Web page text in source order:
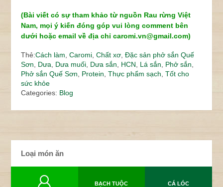
(Bài viết có sự tham khảo từ nguồn Rau rừng Việt
Nam, mọi ý kiến đóng góp vui lòng comment bên
dưới hoặc email về địa chỉ caromi.vn@gmail.com)
Thẻ:Cách làm ,Caromi ,Chất xơ ,Đặc sản phở sắn Quế
Sơn
Dưa Dưa muối Dưa sắn HCN Lá sắn Phở sắn
Phở sắn Quế Sơn
Protein ,Thực phẩm sạch ,Tốt cho
sức khỏe
Categories: Blog
Loại món ăn
BẠCH TUỘC CÁ LÓC